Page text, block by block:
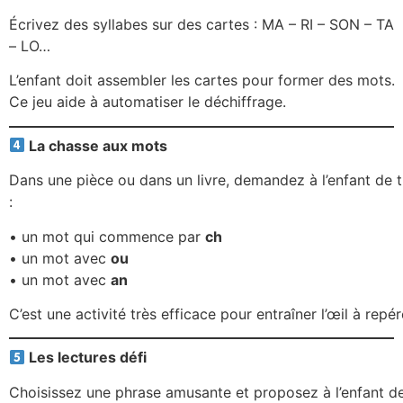
Écrivez des syllabes sur des cartes : MA – RI – SON – TA
– LO…
L’enfant doit assembler les cartes pour former des mots.
Ce jeu aide à automatiser le déchiffrage.
La chasse aux mots
Dans une pièce ou dans un livre, demandez à l’enfant de
:
• un mot qui commence par ch
• un mot avec ou
• un mot avec an
C’est une activité très efficace pour entraîner l’œil à
Les lectures défi
Choisissez une phrase amusante et proposez à l’enfant